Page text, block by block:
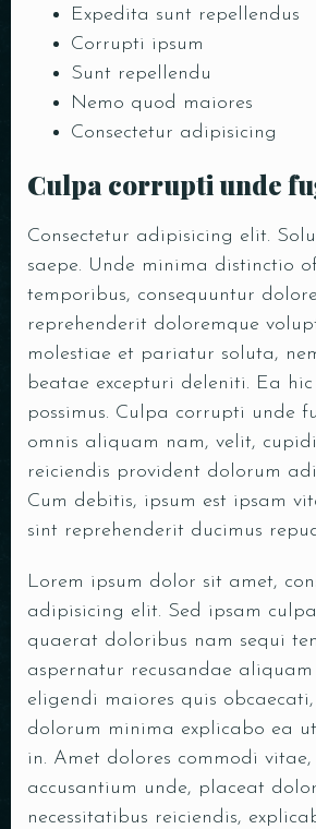
Expedita sunt repellendus
Corrupti ipsum
Sunt repellendu
Nemo quod maiores
Consectetur adipisicing
Culpa corrupti unde
Consectetur adipisicing elit.
saepe. Unde minima distinctio
temporibus, consequuntur
reprehenderit doloremque
molestiae et pariatur soluta,
beatae excepturi deleniti. Ea
possimus. Culpa corrupti unde
omnis aliquam nam, velit,
reiciendis provident dolorum
Cum debitis, ipsum est ipsam
sint reprehenderit ducimus
Lorem ipsum dolor sit amet,
adipisicing elit. Sed ipsam
quaerat doloribus nam sequi
aspernatur recusandae aliquam
eligendi maiores quis
dolorum minima explicabo ea
in. Amet dolores commodi
accusantium unde, placeat
necessitatibus reiciendis,
Tafel
Personen